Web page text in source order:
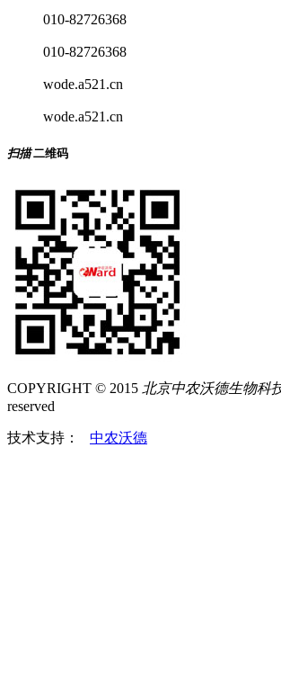
010-82726368
010-82726368
wode.a521.cn
wode.a521.cn
扫描二维码
COPYRIGHT © 2015 北京中农沃德生物科
reserved
技术支持： 中农沃德